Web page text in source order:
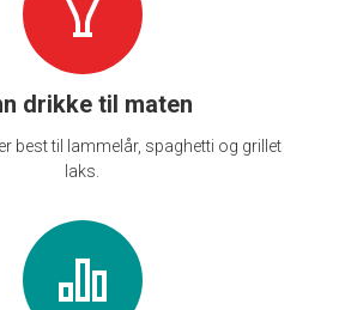
drikke til maten
best til lammelår, spaghetti og grillet
laks.